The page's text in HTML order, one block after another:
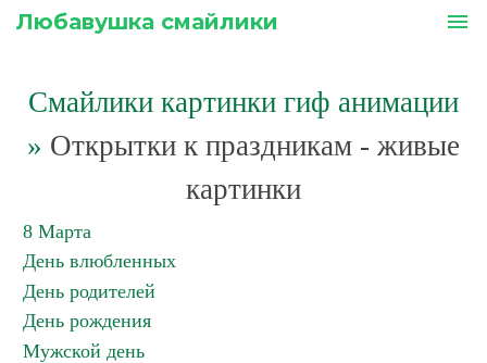
Любавушка смайлики menu
Смайлики картинки гиф анимации
» Открытки к праздникам - живые
картинки
8 Марта
День влюбленных
День родителей
День рождения
Мужской день